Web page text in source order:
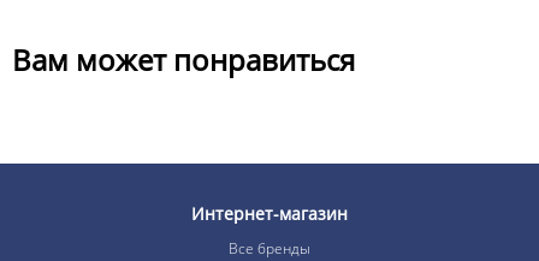
Вам может понравиться
Интернет-магазин
Все бренды